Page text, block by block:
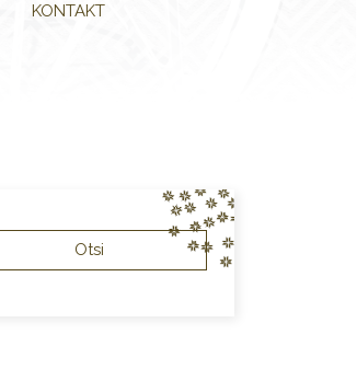
KONTAKT